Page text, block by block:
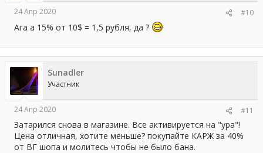
24 Апр 2020 #10
Ага а 15% от 10$ = 1,5 рубля, да ?
Sunadler
Участник
24 Апр 2020 #11
Затарился снова в магазине. Все активируется на "ура"!
Цена отличная, хотите меньше? покупайте КАРЖ за 40%
от ВГ шопа и молитесь чтобы не было бана.